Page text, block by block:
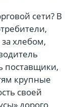
сети? В
хлебом,
поставщики,
крупные
своей